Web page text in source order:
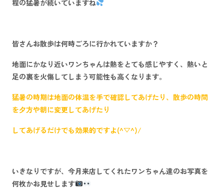
程の猛暑が続いていますね
皆さんお散歩は何時ごろに行かれていますか？
地面にかなり近いワンちゃんは熱をとても感じやすく、熱いと
足の裏を火傷してしまう可能性も高くなります。
猛暑の時期は地面の体温を手で確認してあげたり、散歩の時間
を夕方や朝に変更してあげたり
してあげるだけでも効果的ですよ(^▽^)/
いきなりですが、今月来店してくれたワンちゃん達のお写真を
何枚かお見せします